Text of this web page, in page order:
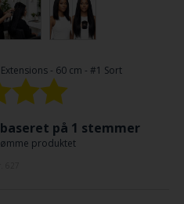
- 60 cm - #1 Sort
på 1 stemmer
produktet